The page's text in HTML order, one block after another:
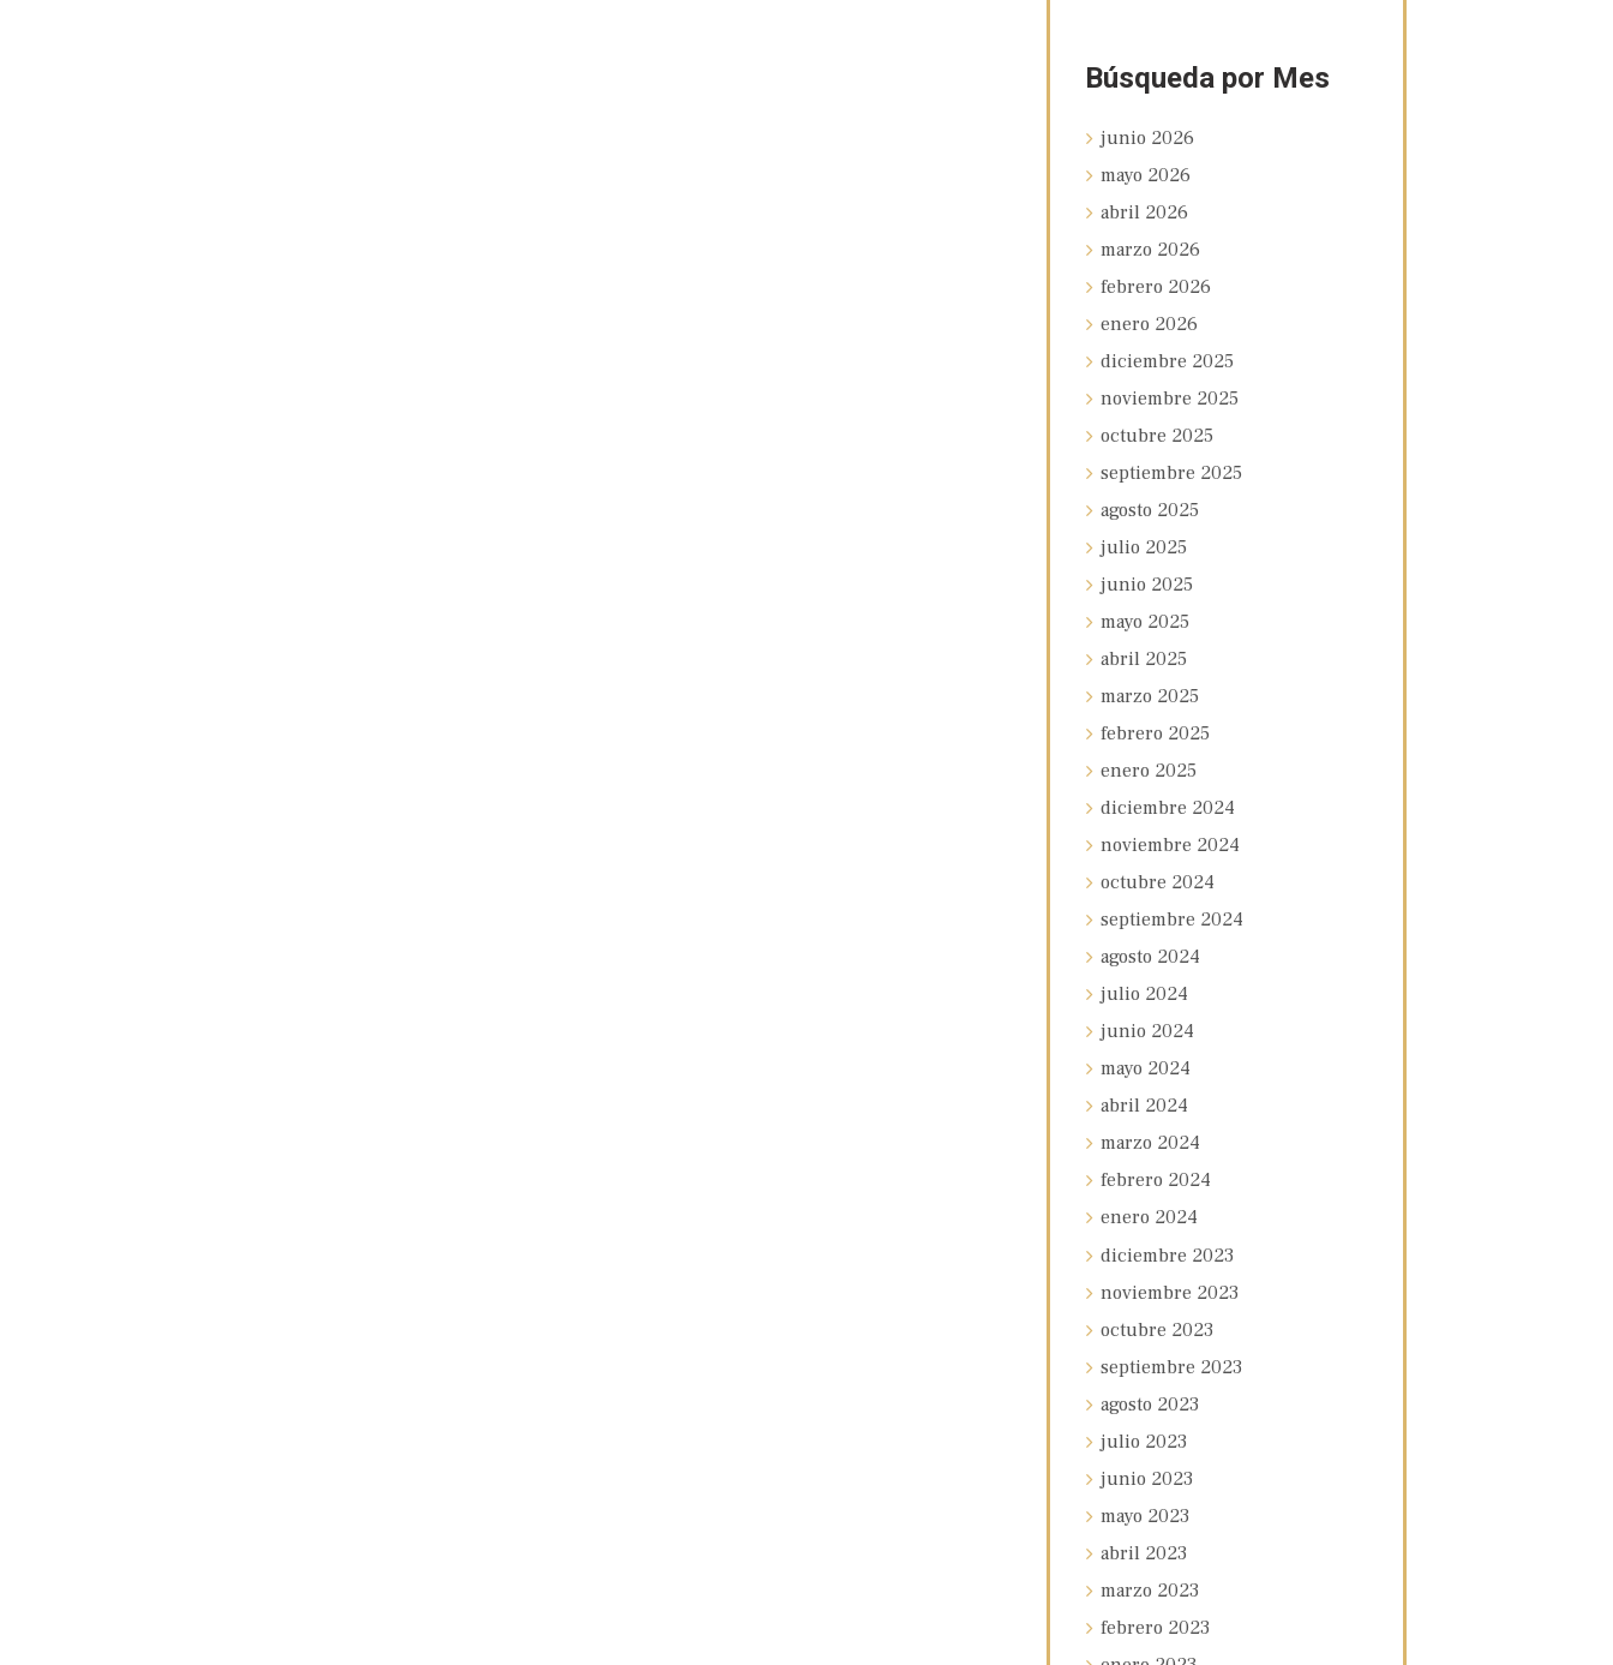
Búsqueda por Mes
junio 2026
mayo 2026
abril 2026
marzo 2026
febrero 2026
enero 2026
diciembre 2025
noviembre 2025
octubre 2025
septiembre 2025
agosto 2025
julio 2025
junio 2025
mayo 2025
abril 2025
marzo 2025
febrero 2025
enero 2025
diciembre 2024
noviembre 2024
octubre 2024
septiembre 2024
agosto 2024
julio 2024
junio 2024
mayo 2024
abril 2024
marzo 2024
febrero 2024
enero 2024
diciembre 2023
noviembre 2023
octubre 2023
septiembre 2023
agosto 2023
julio 2023
junio 2023
mayo 2023
abril 2023
marzo 2023
febrero 2023